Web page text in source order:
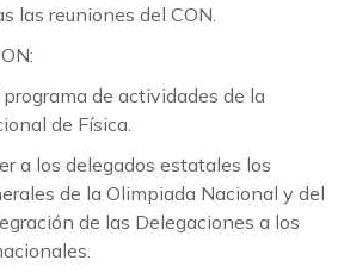
las reuniones del CON.
programa de actividades de la
de Física.
a los delegados estatales los
de la Olimpiada Nacional y del
de las Delegaciones a los